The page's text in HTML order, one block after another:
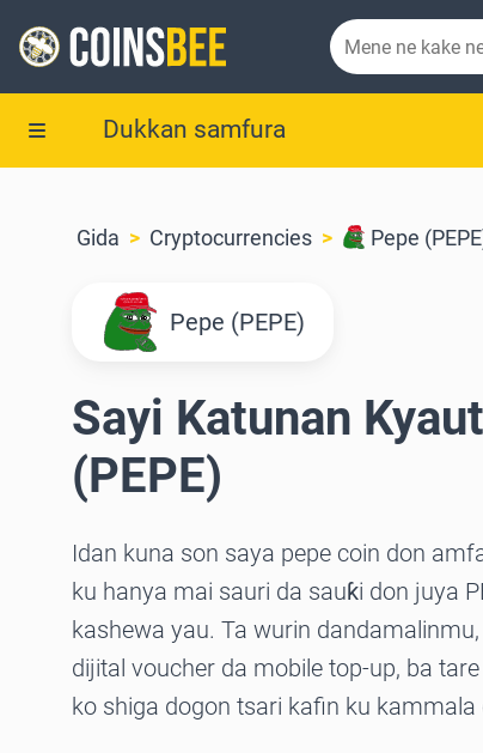
Dukkan samfura
Gida Cryptocurrencies Pepe
Pepe (PEPE)
Sayi Katunan
(PEPE)
Idan kuna son saya pepe coin don
ku hanya mai sauri da sauƙi don juya
kashewa yau. Ta wurin
dijital voucher da mobile top-up, ba
ko shiga dogon tsari kafin ku kammala